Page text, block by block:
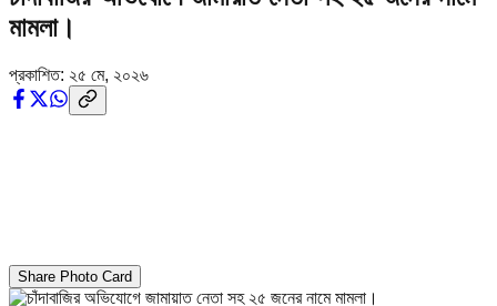
মামলা।
প্রকাশিত: ২৫ মে, ২০২৬
Share Photo Card